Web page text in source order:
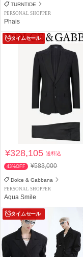
TURNTIDE
PERSONAL SHOPPER
Phais
タイムセール
¥328,105送料込
43%OFF ¥583,000
Dolce & Gabbana
PERSONAL SHOPPER
Aqua Smile
タイムセール